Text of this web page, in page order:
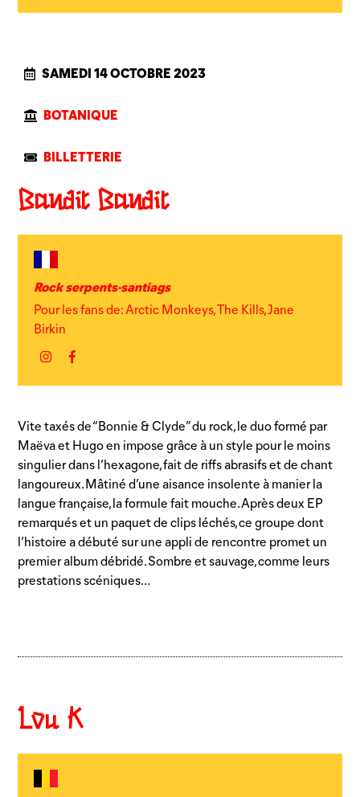
SAMEDI 14 OCTOBRE 2023
BOTANIQUE
BILLETTERIE
Bandit Bandit
Rock serpents-santiags
Pour les fans de: Arctic Monkeys, The Kills, Jane
Birkin
InstagramFacebook
Vite taxés de “Bonnie & Clyde” du rock, le duo formé par
Maëva et Hugo en impose grâce à un style pour le moins
singulier dans l’hexagone, fait de riffs abrasifs et de chant
langoureux. Mâtiné d’une aisance insolente à manier la
langue française, la formule fait mouche. Après deux EP
remarqués et un paquet de clips léchés, ce groupe dont
l’histoire a débuté sur une appli de rencontre promet un
premier album débridé. Sombre et sauvage, comme leurs
prestations scéniques…
Lou K